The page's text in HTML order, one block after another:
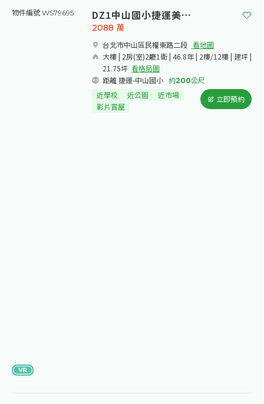
物件編號 WS79695 DZ1中山國小捷運美妝2房
台北市中山區民權東路二段​ 看地圖
大樓 | 2房(室)2廳1衛 | 46.8年 | 2樓/12樓 | 建坪 |
21.75坪 看格局圖
距離 捷運-中山國小
約200公尺
2088 萬
近學校 近公園
近市場
影片賞屋
立即預約